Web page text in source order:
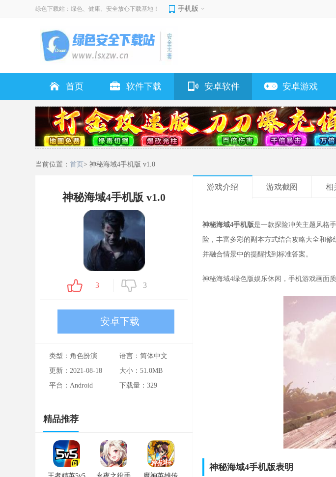
绿色下载站：绿色、健康、安全放心下载基地！ 手机版
首页 软件下载 安卓软件 安卓游戏
当前位置： 首页 > 神秘海域4手机版 v1.0
神秘海域4手机版 v1.0
3 3
安卓下载
类型：角色扮演
语言：简体中文
更新：2021-08-18
大小：51.0MB
平台：Android
下载量： 329
精品推荐
游戏介绍 游戏截图 相
神秘海域4手机版是一款探险冲关主题风格
险，丰富多彩的副本方式结合攻略大全和
并融合情景中的提醒找到标准答案。
神秘海域4绿色版娱乐休闲，手机游戏画面
神秘海域4手机版表明